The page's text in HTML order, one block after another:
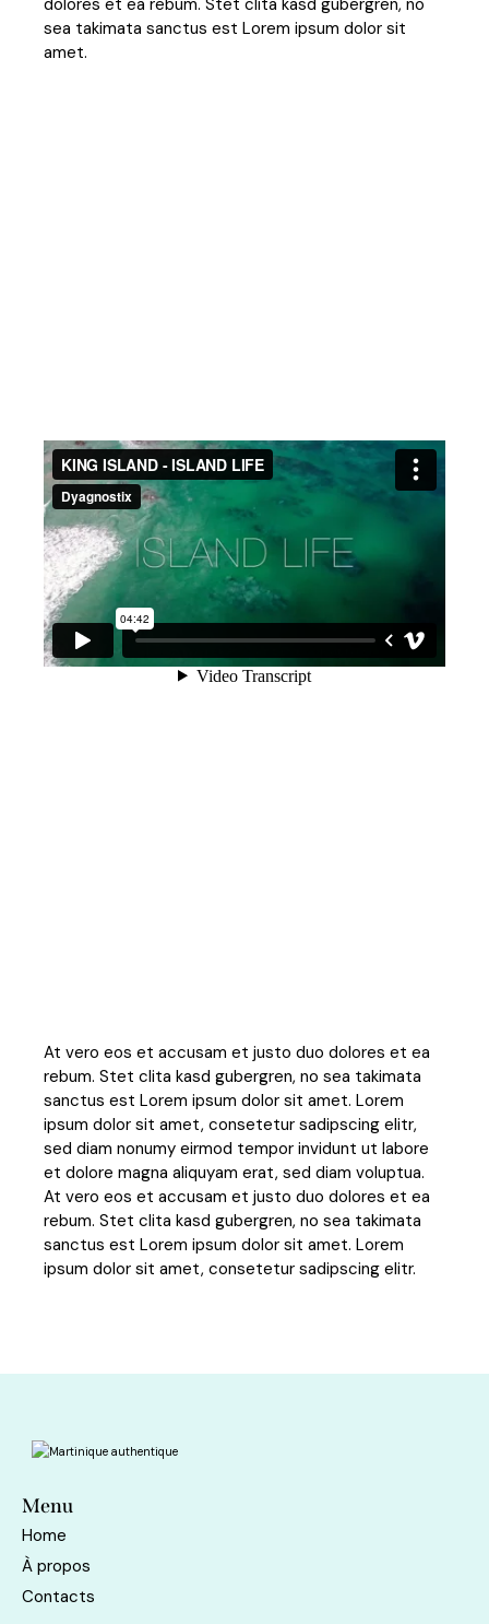
sea takimata sanctus est Lorem ipsum dolor sit
amet.
At vero eos et accusam et justo duo dolores et ea
rebum. Stet clita kasd gubergren, no sea takimata
sanctus est Lorem ipsum dolor sit amet. Lorem
ipsum dolor sit amet, consetetur sadipscing elitr,
sed diam nonumy eirmod tempor invidunt ut labore
et dolore magna aliquyam erat, sed diam voluptua.
At vero eos et accusam et justo duo dolores et ea
rebum. Stet clita kasd gubergren, no sea takimata
sanctus est Lorem ipsum dolor sit amet. Lorem
ipsum dolor sit amet, consetetur sadipscing elitr.
Menu
Home
À propos
Contacts